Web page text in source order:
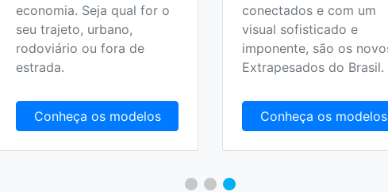
economia. Seja qual for o
seu trajeto, urbano,
rodoviário ou fora de
estrada.
Conheça os modelos
conectados e com um
visual sofisticado e
imponente, são os
Extrapesados do Brasil.
Conheça os modelos